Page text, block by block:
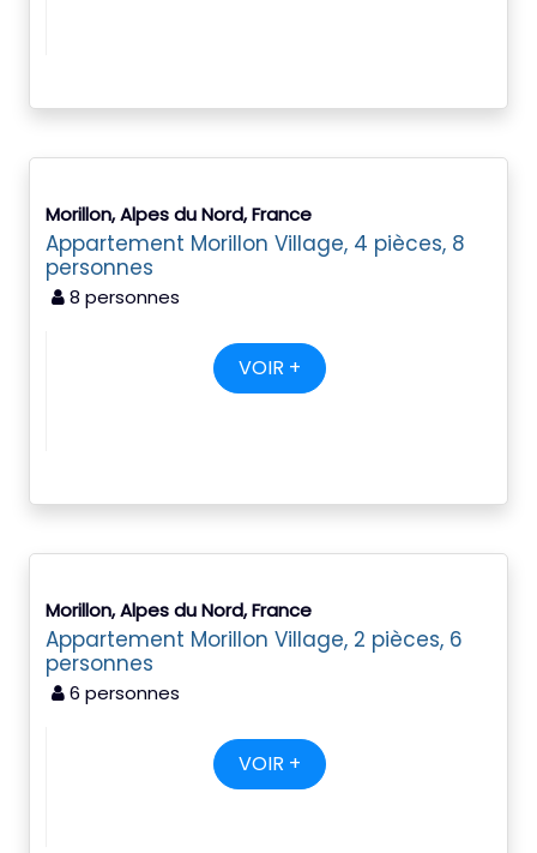
Morillon, Alpes du Nord, France
Appartement Morillon Village, 4 pièces, 8
personnes
8 personnes
VOIR +
Morillon, Alpes du Nord, France
Appartement Morillon Village, 2 pièces, 6
personnes
6 personnes
VOIR +